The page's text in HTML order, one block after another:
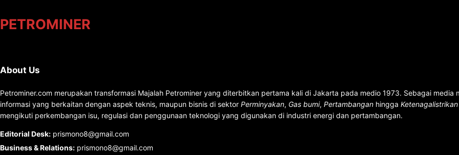
PETROMINER
About Us
Petrominer.com merupakan transformasi Majalah Petrominer yang diterbitkan pertama kali di Jakarta pada medio 1973. Sebagai media
informasi yang berkaitan dengan aspek teknis, maupun bisnis di sektor Perminyakan, Gas bumi, Pertambangan hingga
mengikuti perkembangan isu, regulasi dan penggunaan teknologi yang digunakan di industri energi dan pertambangan.
Editorial Desk: prismono8@gmail.com
Business & Relations: prismono8@gmail.com